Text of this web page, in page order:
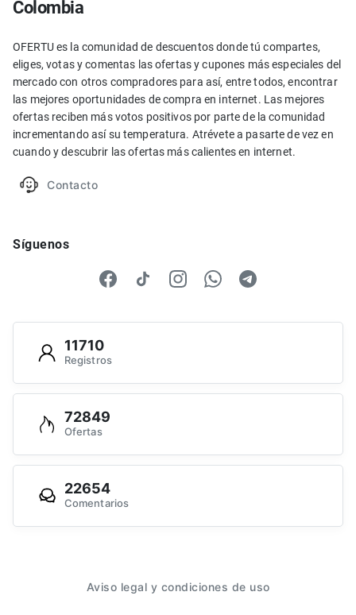
Colombia
OFERTU es la comunidad de descuentos donde tú compartes,
eliges, votas y comentas las ofertas y cupones más especiales del
mercado con otros compradores para así, entre todos, encontrar
las mejores oportunidades de compra en internet. Las mejores
ofertas reciben más votos positivos por parte de la comunidad
incrementando así su temperatura. Atrévete a pasarte de vez en
cuando y descubrir las ofertas más calientes en internet.
Contacto
Síguenos
11710
Registros
72849
Ofertas
22654
Comentarios
Aviso legal y condiciones de uso